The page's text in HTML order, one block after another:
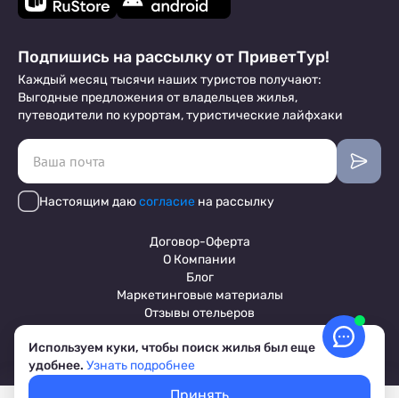
Подпишись на рассылку от ПриветТур!
Каждый месяц тысячи наших туристов получают:
Выгодные предложения от владельцев жилья,
путеводители по курортам, туристические лайфхаки
Настоящим даюсогласие на рассылку
Договор-Оферта
О Компании
Блог
Маркетинговые материалы
Отзывы отельеров
Пользовательское соглашение
Обработка персональных данных
Используем куки, чтобы поиск жилья был еще
удобнее. Узнать подробнее